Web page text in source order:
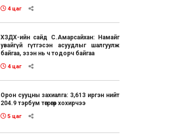
4 цаг
ХЗДХ-ийн сайд С.Амарсайхан: Намайг
увайгүй гүтгэсэн асуудлыг шалгуулж
байгаа, эзэн нь ч тодорч байгаа
4 цаг
Орон сууцны захиалга: 3,613 иргэн нийт
204.9 тэрбум төгрөгөөр хохирчээ
5 цаг